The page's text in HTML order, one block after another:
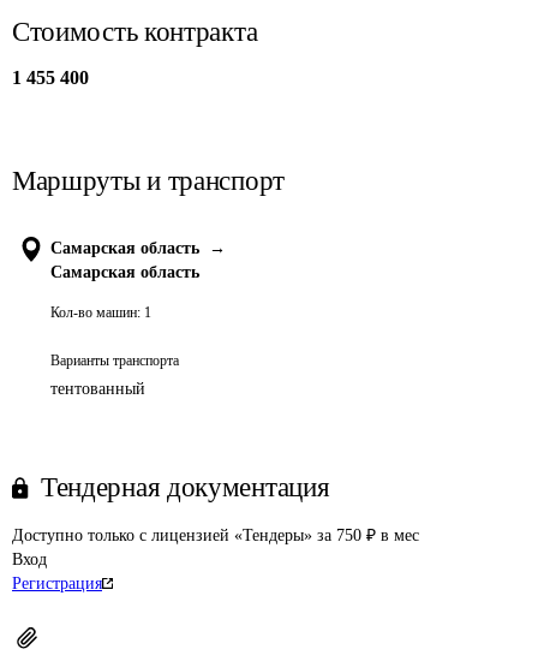
Стоимость контракта
1 455 400
Маршруты и транспорт
Самарская область
→
Самарская область
Кол-во машин: 1
Варианты транспорта
тентованный
Тендерная документация
Доступно только с лицензией «Тендеры» за 750 ₽ в мес
Вход
Регистрация